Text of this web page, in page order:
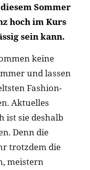
Sommer
hoch im Kurs
sein kann.
keine
und lassen
Fashion-
Aktuelles
ist sie deshalb
Denn die
trotzdem die
meistern